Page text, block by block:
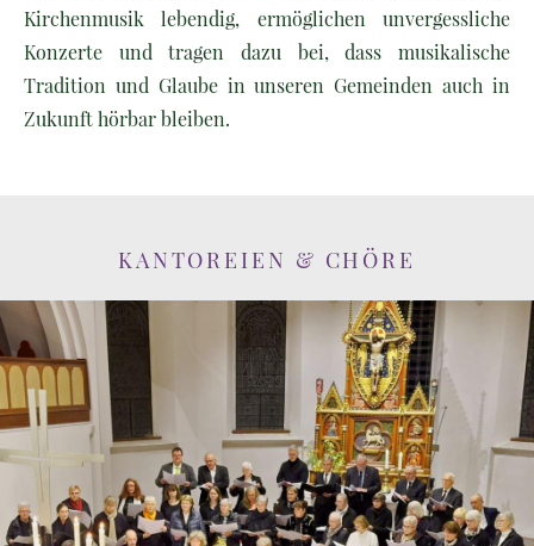
Kirchenmusik lebendig, ermöglichen unvergessliche
Konzerte und tragen dazu bei, dass musikalische
Tradition und Glaube in unseren Gemeinden auch in
Zukunft hörbar bleiben.
KANTOREIEN & CHÖRE